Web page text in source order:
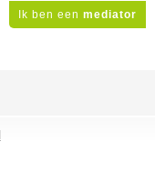
Ik ben een mediator